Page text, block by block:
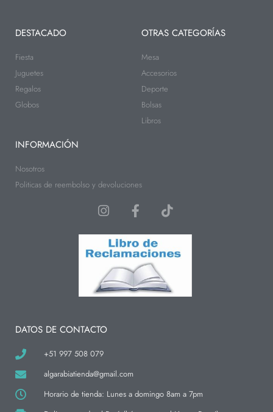
DESTACADO
Fiesta
Juguetes
Regalos
Globos
OTRAS CATEGORÍAS
Mesa
Accesorios
Deporte
Bolsas
Libros
INFORMACIÓN
Nosotros
Politicas de reembolso y devoluciones
I
s
t
a
g
r
a
F
a
c
e
b
o
o
k
T
i
k
t
o
DATOS DE CONTACTO
+51 997 508 079
algarabiatienda@gmail.com
Horario de tienda: Lunes a domingo 8am a 7pm